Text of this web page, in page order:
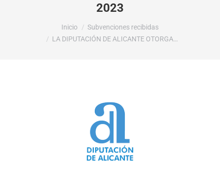
2023
Inicio
Subvenciones recibidas
LA DIPUTACIÓN DE ALICANTE OTORGA…